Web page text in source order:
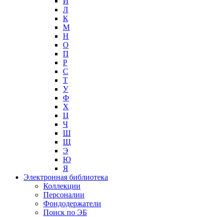
Л
К
М
Н
О
П
Р
С
Т
У
Ф
Х
Ц
Ч
Ш
Щ
Э
Ю
Я
Электронная библиотека
Коллекции
Персоналии
Фондодержатели
Поиск по ЭБ